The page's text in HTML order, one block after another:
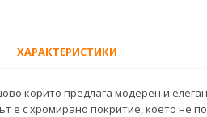
ХАРАКТЕРИСТИКИ
корито предлага модерен и
е с хромирано покритие, което не